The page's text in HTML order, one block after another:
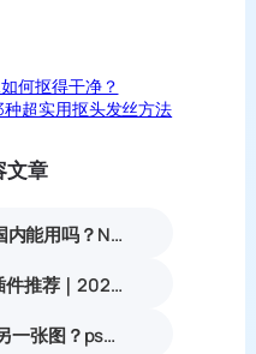
何抠得干净？
超实用抠头发丝方法
文章
NanoBanana Pro国内能用吗？Nano banana使用教程
国内能用的 PS AI 插件推荐｜2026 4款AI插件最新实测
ps怎么把人物抠到另一张图？ps如何将图片嵌入另一张图并融合？